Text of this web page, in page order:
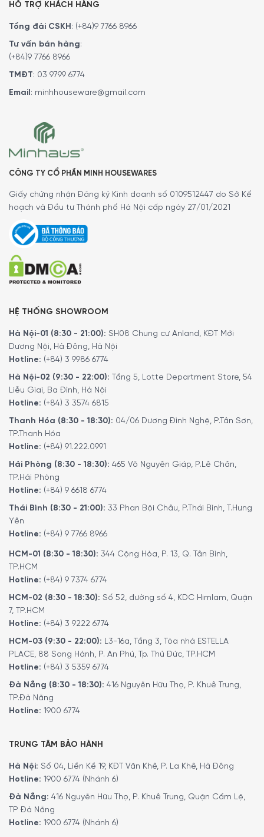
HỖ TRỢ KHÁCH HÀNG
Tổng đài CSKH: (+84)9 7766 8966
Tư vấn bán hàng:
(+84)9 7766 8966
TMĐT: 03 9799 6774
Email: minhhouseware@gmail.com
CÔNG TY CỔ PHẦN MINH HOUSEWARES
Giấy chứng nhận Đăng ký Kinh doanh số 0109512447 do Sở Kế
hoạch và Đầu tư Thành phố Hà Nội cấp ngày 27/01/2021
HỆ THỐNG SHOWROOM
Hà Nội-01 (8:30 - 21:00): SH08 Chung cư Anland, KĐT Mới
Dương Nội, Hà Đông, Hà Nội
Hotline: (+84) 3 9986 6774
Hà Nội-02 (9:30 - 22:00): Tầng 5, Lotte Department Store, 54
Liễu Giai, Ba Đình, Hà Nội
Hotline: (+84) 3 3574 6815
Thanh Hóa (8:30 - 18:30): 04/06 Dương Đình Nghệ, P.Tân Sơn,
TP.Thanh Hóa
Hotline: (+84) 91.222.0991
Hải Phòng (8:30 - 18:30): 465 Võ Nguyên Giáp, P.Lê Chân,
TP.Hải Phòng
Hotline: (+84) 9 6618 6774
Thái Bình (8:30 - 21:00): 33 Phan Bội Châu, P.Thái Bình, T.Hưng
Yên
Hotline: (+84) 9 7766 8966
HCM-01 (8:30 - 18:30): 344 Cộng Hòa, P. 13, Q. Tân Bình,
TP.HCM
Hotline: (+84) 9 7374 6774
HCM-02 (8:30 - 18:30): Số 52, đường số 4, KDC Himlam, Quận
7, TP.HCM
Hotline: (+84) 3 9222 6774
HCM-03 (9:30 - 22:00): L3-16a, Tầng 3, Tòa nhà ESTELLA
PLACE, 88 Song Hành, P. An Phú, Tp. Thủ Đức, TP.HCM
Hotline: (+84) 3 5359 6774
Đà Nẵng (8:30 - 18:30): 416 Nguyễn Hữu Thọ, P. Khuê Trung,
TP.Đà Nẵng
Hotline: 1900 6774
TRUNG TÂM BẢO HÀNH
Hà Nội: Số 04, Liền Kề 19, KĐT Văn Khê, P. La Khê, Hà Đông
Hotline: 1900 6774 (Nhánh 6)
Đà Nẵng: 416 Nguyễn Hữu Thọ, P. Khuê Trung, Quận Cẩm Lệ,
TP Đà Nẵng
Hotline: 1900 6774 (Nhánh 6)